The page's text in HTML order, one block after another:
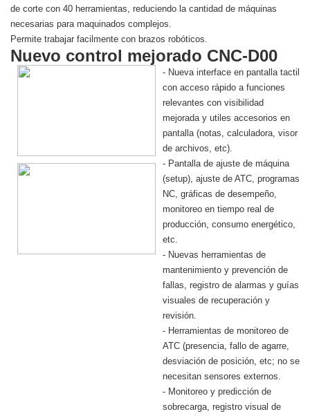
de corte con 40 herramientas, reduciendo la cantidad de máquinas
necesarias para maquinados complejos.
Permite trabajar facilmente con brazos robóticos.
Nuevo control mejorado CNC-D00
- Nueva interface en pantalla tactil
con acceso rápido a funciones
relevantes con visibilidad
mejorada y utiles accesorios en
pantalla (notas, calculadora, visor
de archivos, etc).
- Pantalla de ajuste de máquina
(setup), ajuste de ATC, programas
NC, gráficas de desempeño,
monitoreo en tiempo real de
producción, consumo energético,
etc.
- Nuevas herramientas de
mantenimiento y prevención de
fallas, registro de alarmas y guías
visuales de recuperación y
revisión.
- Herramientas de monitoreo de
ATC (presencia, fallo de agarre,
desviación de posición, etc; no se
necesitan sensores externos.
- Monitoreo y predicción de
sobrecarga, registro visual de